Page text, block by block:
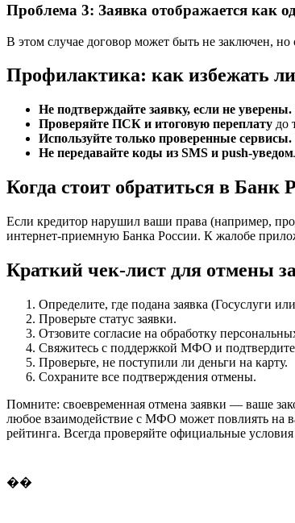
Проблема 3: Заявка отображается как
В этом случае договор может быть не заключен,
Профилактика: как избежать
Не подтверждайте заявку, если не уверены.
Проверяйте ПСК и итоговую переплату до
Используйте только проверенные сервисы.
Не передавайте коды из SMS и push-
Когда стоит обратиться в Банк
Если кредитор нарушил ваши права (например,
интернет-приемную Банка России. К жалобе
Краткий чек-лист для отмены
Определите, где подана заявка (Госуслуги
Проверьте статус заявки.
Отзовите согласие на обработку
Свяжитесь с поддержкой МФО и подтвердите
Проверьте, не поступили ли деньги на карту.
Сохраните все подтверждения отмены.
Помните: своевременная отмена заявки — ваше
любое взаимодействие с МФО может повлиять на
рейтинга. Всегда проверяйте официальные
��